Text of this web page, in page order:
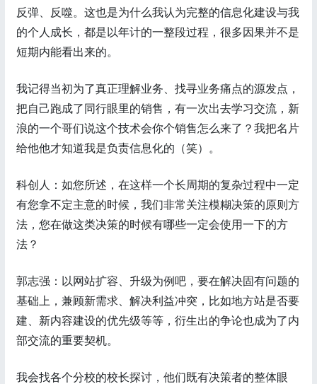
反弹、反噬。这也是为什么我认为完整的信息化建设与我
的个人成长，都是以年计的一整段过程，很多因果并不是
短期内能看出来的。
我记得当初为了真正理解业务、找寻业务痛点的源发点，
把自己跑成了同行眼里的销售，有一次出去学习交流，新
浪的一个哥们说这个技术会你个销售怎么来了？我把名片
给他他才知道我是负责信息化的（笑）。
科创人：如您所述，在这样一个长周期的复杂过程中一定
有您拿不定主意的时候，我们非常关注模糊决策的原则方
法，您在做这类决策的时候有哪些一定会使用一下的方
法？
郭志强：以网站扩容、升级为例吧，要在解决固有问题的
基础上，兼顾新需求、解决利益冲突，比如地方站是否要
建、新内容建设的优先级等等，衍生出的争论也成为了内
部交流的重要契机。
我会找各个分校的校长探讨，他们既有决策者的整体眼